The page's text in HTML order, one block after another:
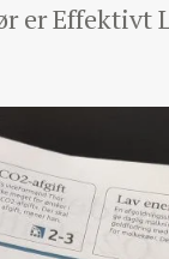
er Effektivt